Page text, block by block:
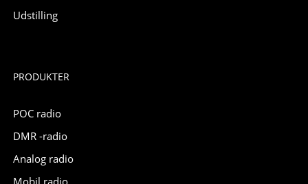
Udstilling
PRODUKTER
POC radio
DMR -radio
Analog radio
Mobil radio